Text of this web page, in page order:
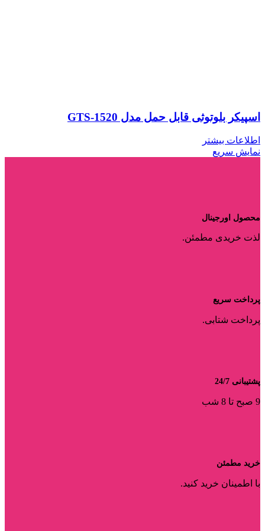
اسپیکر بلوتوثی قابل حمل مدل GTS-1520
اطلاعات بیشتر
نمایش سریع
محصول اورجینال
لذت خریدی مطمئن.
پرداخت سریع
پرداخت شتابی.
پشتیبانی 24/7
9 صبح تا 8 شب
خرید مطمئن
با اطمینان خرید کنید.